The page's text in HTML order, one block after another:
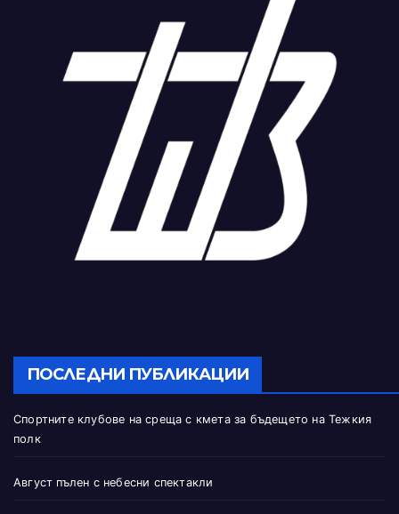
ПОСЛЕДНИ ПУБЛИКАЦИИ
Спортните клубове на среща с кмета за бъдещето на Тежкия
полк
Август пълен с небесни спектакли